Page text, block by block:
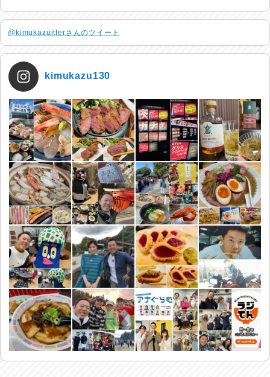
@kimukazuitterさんのツイート
kimukazu130